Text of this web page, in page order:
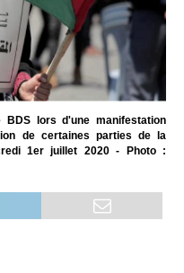
BDS lors d'une manifestation
de certaines parties de la
1er juillet 2020 - Photo :